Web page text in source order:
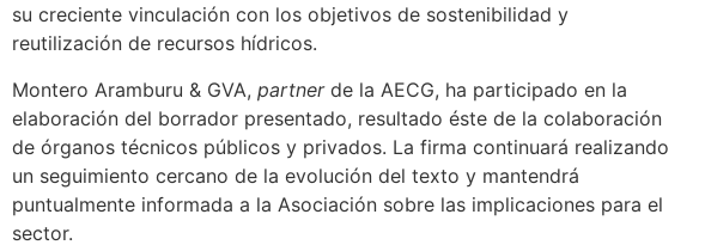
su creciente vinculación con los objetivos de sostenibilidad y
reutilización de recursos hídricos.
Montero Aramburu & GVA, partnerde la AECG, ha participado en la
elaboración del borrador presentado, resultado éste de la colaboración
de órganos técnicos públicos y privados. La firma continuará realizando
un seguimiento cercano de la evolución del texto y mantendrá
puntualmente informada a la Asociación sobre las implicaciones para el
sector.